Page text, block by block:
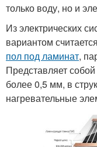
только воду, но и
Из электрических
вариантом
пол под ламинат,
Представляет
более 0,5 мм, в
нагревательные